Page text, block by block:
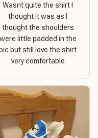
Wasnt quite the shirt I
thought it was as I
thought the shoulders
were little padded in the
but still love the shirt
very comfortable